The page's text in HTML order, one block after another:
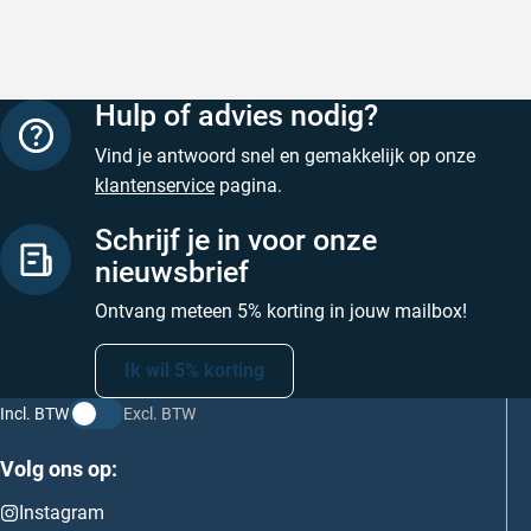
Hulp of advies nodig?
Vind je antwoord snel en gemakkelijk op onze
klantenservice pagina.
Schrijf je in voor onze
nieuwsbrief
Ontvang meteen 5% korting in jouw mailbox!
Ik wil 5% korting
Incl. BTW Excl. BTW
Volg ons op:
Instagram